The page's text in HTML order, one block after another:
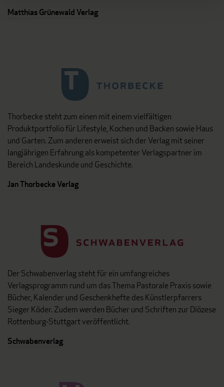
Matthias Grünewald Verlag
Thorbecke steht zum einen mit einem vielfältigen
Produktportfolio für Lifestyle, Kochen und Backen sowie Haus
und Garten. Zum anderen erweist sich der Verlag mit seiner
langjährigen Erfahrung als kompetenter Verlagspartner im
Bereich Landeskunde und Geschichte.
Jan Thorbecke Verlag
Der Schwabenverlag steht für ein umfangreiches
Verlagsprogramm rund um das Thema Pastorale Praxis sowie
Bücher, Kalender und Geschenkhefte des Künstlerpfarrers
Sieger Köder. Zudem werden Bücher und Schriften zur Diözese
Rottenburg-Stuttgart veröffentlicht.
Schwabenverlag